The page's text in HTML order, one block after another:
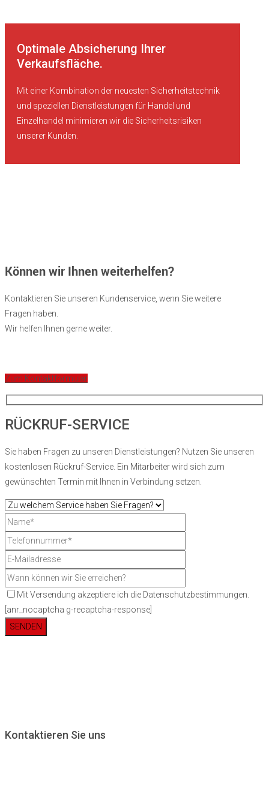
Optimale Absicherung Ihrer
Verkaufsfläche.
Mit einer Kombination der neuesten Sicherheitstechnik
und speziellen Dienstleistungen für Handel und
Einzelhandel minimieren wir die Sicherheitsrisiken
unserer Kunden.
Können wir Ihnen weiterhelfen?
Kontaktieren Sie unseren Kundenservice, wenn Sie weitere
Fragen haben.
Wir helfen Ihnen gerne weiter.
Zum Kontaktformular
RÜCKRUF-SERVICE
Sie haben Fragen zu unseren Dienstleistungen? Nutzen Sie unseren
kostenlosen Rückruf-Service. Ein Mitarbeiter wird sich zum
gewünschten Termin mit Ihnen in Verbindung setzen.
Mit Versendung akzeptiere ich die Datenschutzbestimmungen.
[anr_nocaptcha g-recaptcha-response]
SENDEN
Kontaktieren Sie uns